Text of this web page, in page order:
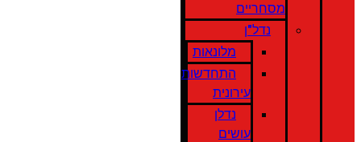
מסחריים
נדל"ן
מלונאות
התחדשות
עירונית
נדלן
עושים